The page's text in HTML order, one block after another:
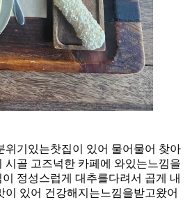
위기있는찻집이 있어 물어물어 찾아
시골 고즈넉한 카페에 와있는느낌을
정성스럽게 대추를다려서 곱게 내
이 있어 건강해지는느낌을받고왔어